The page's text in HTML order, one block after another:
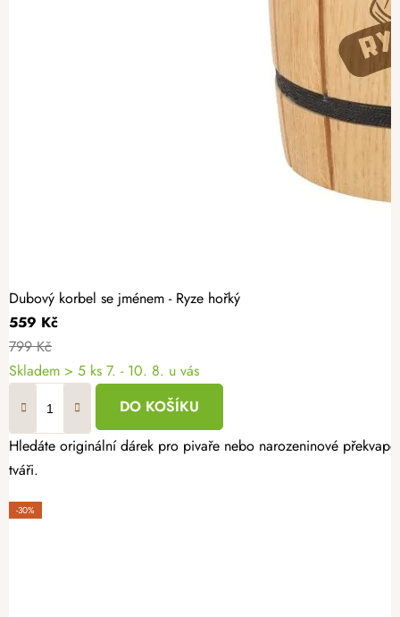
Dubový korbel se jménem - Ryze hořký
559 Kč
799 Kč
Skladem > 5 ks 7. - 10. 8. u vás
DO KOŠÍKU
Hledáte originální dárek pro pivaře nebo narozeninové
tváři.
-30%